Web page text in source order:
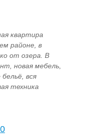
квартира
районе, в
от озера. В
новая мебель,
вся
техника